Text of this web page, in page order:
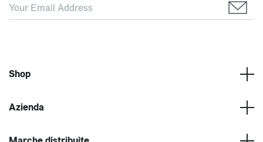
Shop
Azienda